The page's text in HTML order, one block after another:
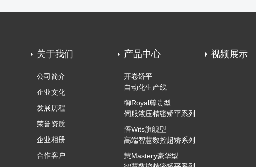
关于我们
公司简介
企业文化
发展历程
荣誉资质
企业相册
合作客户
产品中心
开卷矫平
自动化生产线
御Royal尊贵型
伺服液压精密矫平系列
悟Wits旗舰型
高端智慧数控超矫系列
慧Mastery豪华型
视频展示